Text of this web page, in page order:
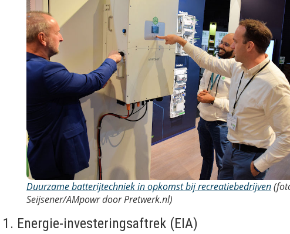
Duurzame batterijtechniek in opkomst bij recreatiebedrijven
Seijsener/AMpowr door Pretwerk.nl)
1. Energie-investeringsaftrek (EIA)